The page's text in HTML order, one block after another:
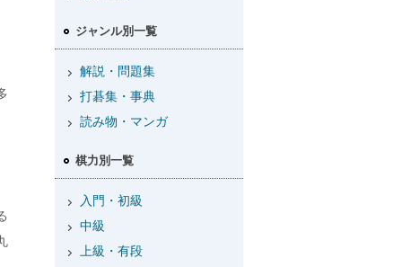
ジャンル別一覧
解説・問題集
打碁集・事典
読み物・マンガ
棋力別一覧
入門・初級
中級
上級・有段